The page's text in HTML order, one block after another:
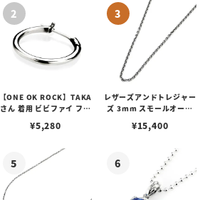
【ONE OK ROCK】TAKA
さん 着用 ビビファイ フー
¥5,280
レザーズアンドトレジャー
ズ 3mm スモールオーバ
ブスタークラスプ＆LTロ
¥15,400